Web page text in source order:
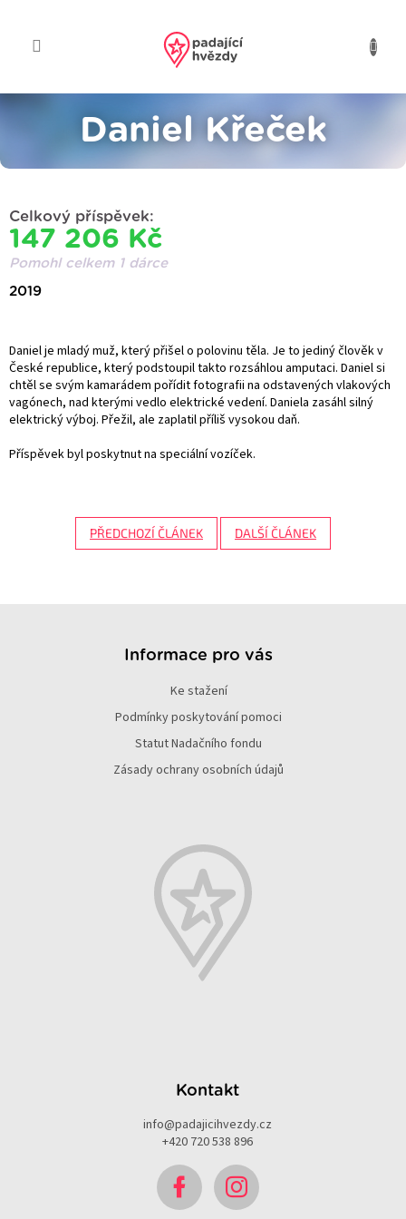
Daniel Křeček
Celkový příspěvek:
147 206 Kč
Pomohl celkem 1 dárce
2019
Daniel je mladý muž, který přišel o polovinu těla. Je to jediný člověk v
České republice, který podstoupil takto rozsáhlou amputaci. Daniel si
chtěl se svým kamarádem pořídit fotografii na odstavených vlakových
vagónech, nad kterými vedlo elektrické vedení. Daniela zasáhl silný
elektrický výboj. Přežil, ale zaplatil příliš vysokou daň.
Příspěvek byl poskytnut na speciální vozíček.
PŘEDCHOZÍ ČLÁNEK DALŠÍ ČLÁNEK
Informace pro vás
Ke stažení
Podmínky poskytování pomoci
Statut Nadačního fondu
Zásady ochrany osobních údajů
Kontakt
info@padajicihvezdy.cz
+420 720 538 896